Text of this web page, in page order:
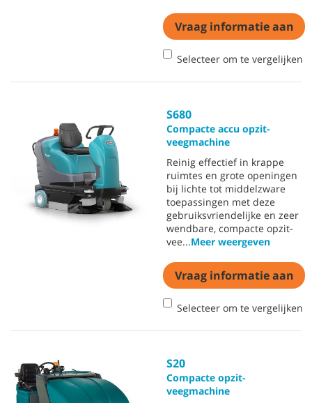
Vraag informatie aan
Selecteer om te vergelijken
S680
Compacte accu opzit-
veegmachine
Reinig effectief in krappe
ruimtes en grote openingen
bij lichte tot middelzware
toepassingen met deze
gebruiksvriendelijke en zeer
wendbare, compacte opzit-
vee...Meer weergeven
Vraag informatie aan
Selecteer om te vergelijken
S20
Compacte opzit-
veegmachine